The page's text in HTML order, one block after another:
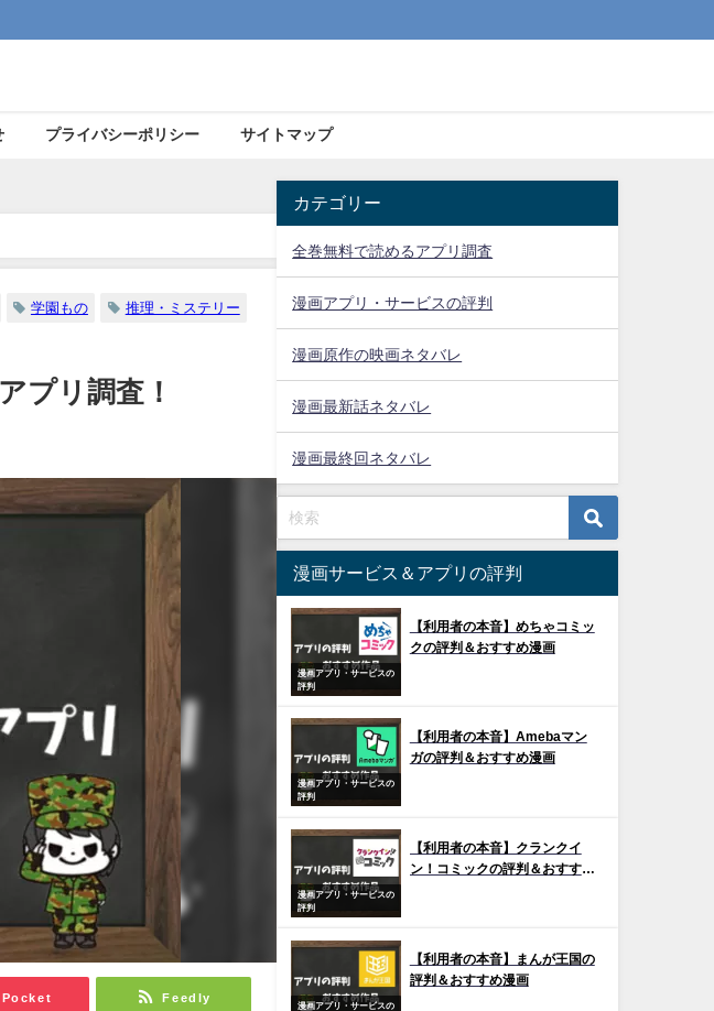
プライバシーポリシー サイトマップ
学園もの 推理・ミステリー
プリ調査！
Pocket Feedly
カテゴリー
全巻無料で読めるアプリ調査
漫画アプリ・サービスの評判
漫画原作の映画ネタバレ
漫画最新話ネタバレ
漫画最終回ネタバレ
漫画サービス＆アプリの評判
漫画アプリ・サービスの
評判
【利用者の本音】めちゃコミッ
クの評判＆おすすめ漫画
漫画アプリ・サービスの
評判
【利用者の本音】Amebaマン
ガの評判＆おすすめ漫画
漫画アプリ・サービスの
評判
【利用者の本音】クランクイ
ン！コミックの評判＆おすすめ
漫画アプリ・サービスの
【利用者の本音】まんが王国の
評判＆おすすめ漫画